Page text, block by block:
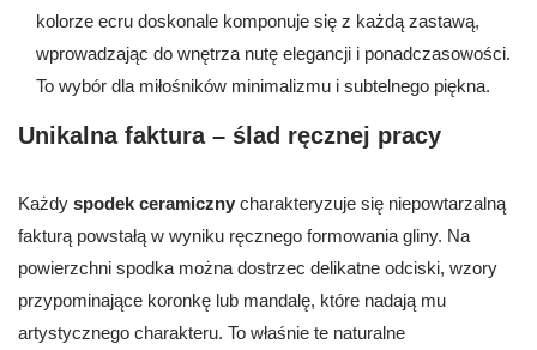
kolorze ecru doskonale komponuje się z każdą zastawą,
wprowadzając do wnętrza nutę elegancji i ponadczasowości.
To wybór dla miłośników minimalizmu i subtelnego piękna.
Unikalna faktura – ślad ręcznej pracy
Każdy spodek ceramiczny charakteryzuje się niepowtarzalną
fakturą powstałą w wyniku ręcznego formowania gliny. Na
powierzchni spodka można dostrzec delikatne odciski, wzory
przypominające koronkę lub mandalę, które nadają mu
artystycznego charakteru. To właśnie te naturalne